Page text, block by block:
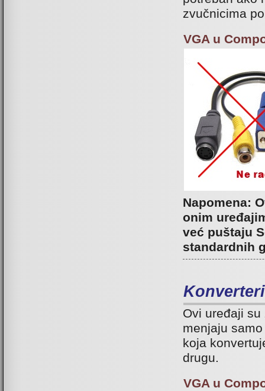
zvučnicima
VGA u
Napomena:
onim
već puštaju
standardnih
Konverteri
Ovi uređaji
menjaju
koja
drugu.
VGA u